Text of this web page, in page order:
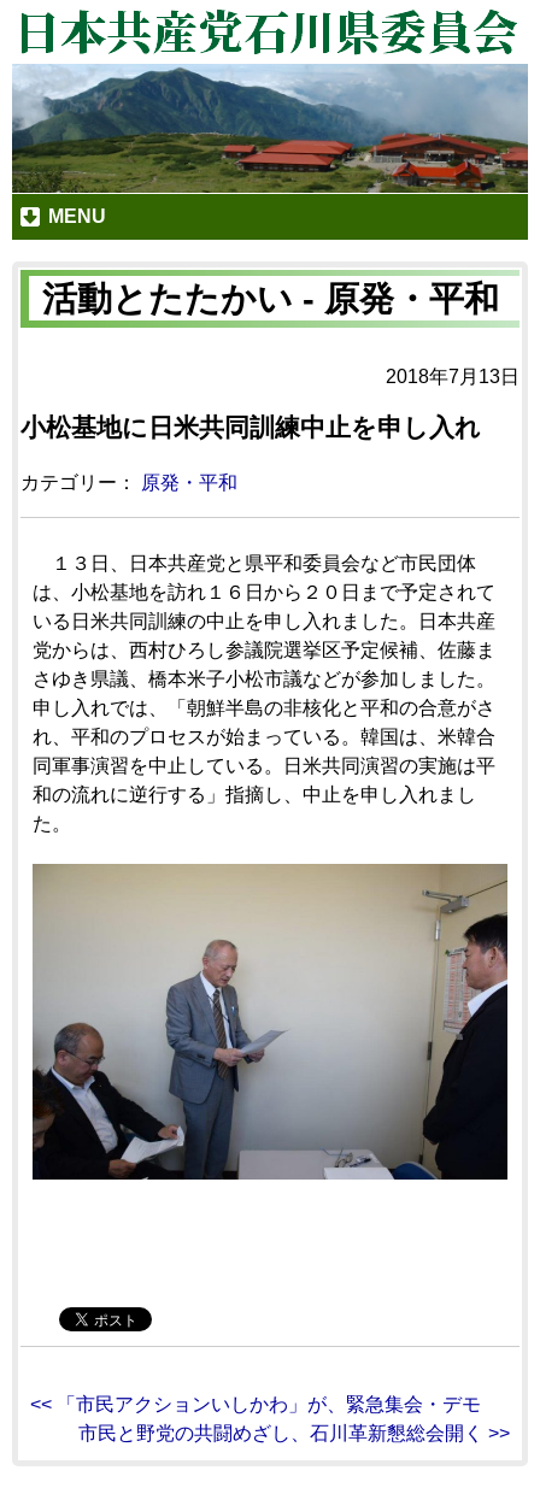
MENU
活動とたたかい - 原発・平和
2018年7月13日
小松基地に日米共同訓練中止を申し入れ
カテゴリー： 原発・平和
１３日、日本共産党と県平和委員会など市民団体
は、小松基地を訪れ１６日から２０日まで予定されて
いる日米共同訓練の中止を申し入れました。日本共産
党からは、西村ひろし参議院選挙区予定候補、佐藤ま
さゆき県議、橋本米子小松市議などが参加しました。
申し入れでは、「朝鮮半島の非核化と平和の合意がさ
れ、平和のプロセスが始まっている。韓国は、米韓合
同軍事演習を中止している。日米共同演習の実施は平
和の流れに逆行する」指摘し、中止を申し入れまし
た。
<< 「市民アクションいしかわ」が、緊急集会・デモ
市民と野党の共闘めざし、石川革新懇総会開く >>